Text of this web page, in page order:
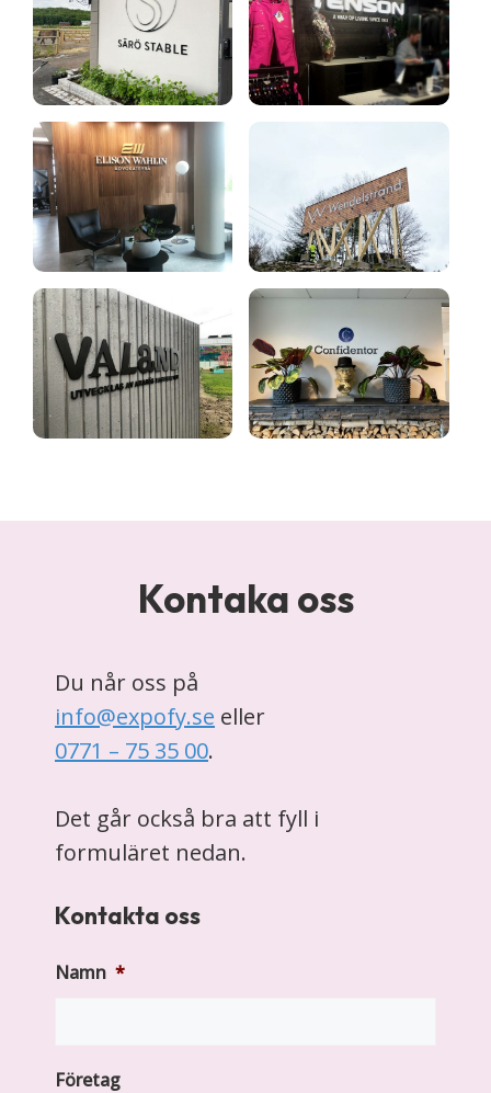
Kontaka oss
Du når oss på
info@expofy.se eller
0771 – 75 35 00.
Det går också bra att fyll i
formuläret nedan.
Kontakta oss
Namn *
Företag